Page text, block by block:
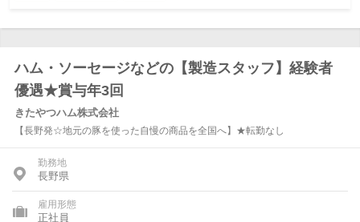
ハム・ソーセージなどの【製造スタッフ】経験者
優遇★賞与年3回
きたやつハム株式会社
【長野発☆地元の豚を使った自慢の商品を全国へ】★転勤なし
勤務地
長野県
雇用形態
正社員